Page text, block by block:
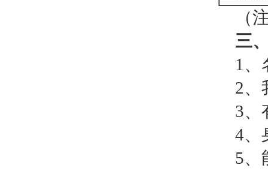
（
三
1、
2、
3、
4、
5、